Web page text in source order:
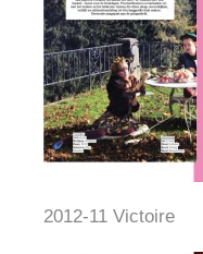
2012-11 Victoire